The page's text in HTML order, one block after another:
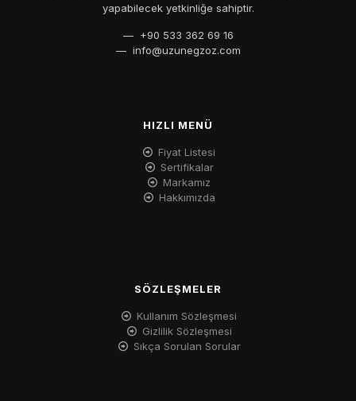
yapabilecek yetkinliğe sahiptir.
— +90 533 362 69 16
— info@uzunegzoz.com
HIZLI MENÜ
Fiyat Listesi
Sertifikalar
Markamız
Hakkımızda
SÖZLEŞMELER
Kullanım Sözleşmesi
Gizlilik Sözleşmesi
Sıkça Sorulan Sorular